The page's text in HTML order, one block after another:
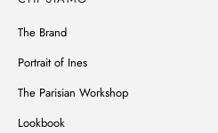
The Brand
Portrait of Ines
The Parisian Workshop
Lookbook